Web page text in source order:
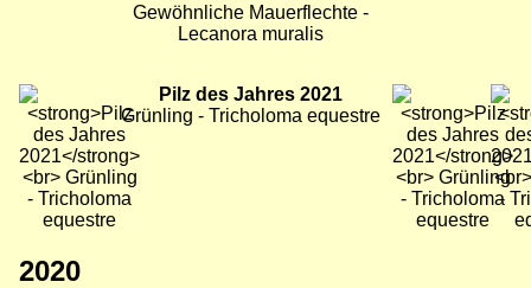
Gewöhnliche Mauerflechte -
Lecanora muralis
Bild
Pilz des Jahres 2021
Grünling - Tricholoma equestre
Bild Bild
2020